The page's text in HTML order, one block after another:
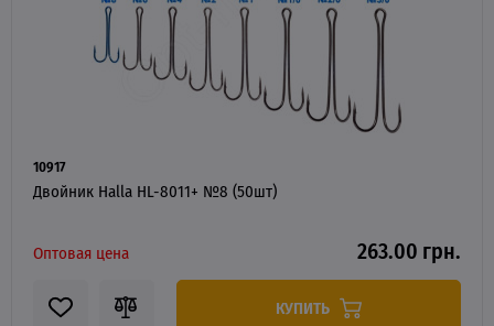
10917
Двойник Halla HL-8011+ №8 (50шт)
Оптовая цена 263.00 грн.
КУПИТЬ